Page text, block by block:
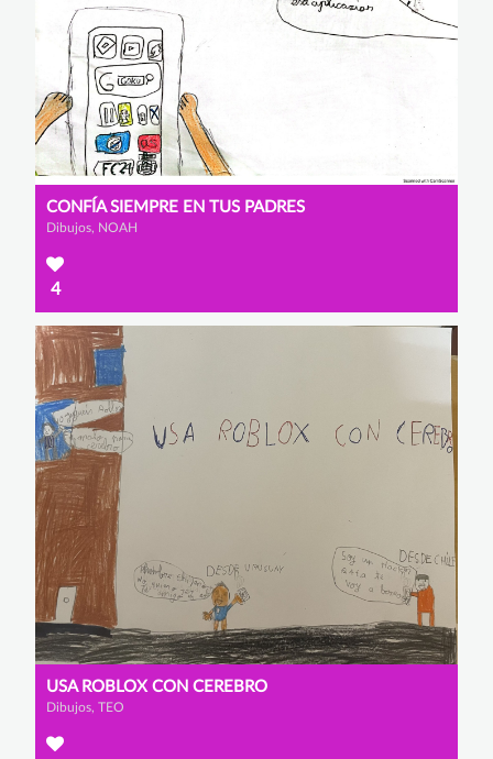
CONFÍA SIEMPRE EN TUS PADRES
Dibujos, NOAH
4
USA ROBLOX CON CEREBRO
Dibujos, TEO